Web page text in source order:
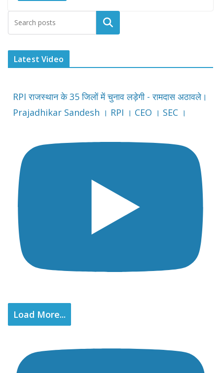
Latest Video
RPI राजस्थान के 35 जिलों में चुनाव लड़ेगी - रामदास अठावले।
Prajadhikar Sandesh । RPI । CEO । SEC ।
Load More...